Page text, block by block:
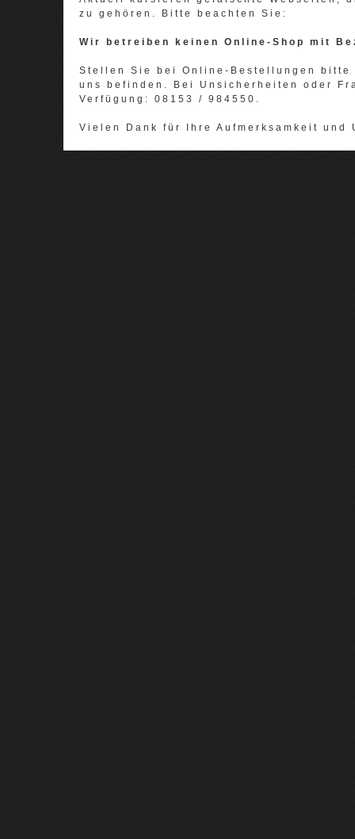
zu gehören. Bitte beachten Sie:
Wir betreiben keinen Online-Shop mit
Stellen Sie bei Online-Bestellungen
uns befinden. Bei Unsicherheiten oder
Verfügung: 08153 / 984550.
Vielen Dank für Ihre Aufmerksamkeit und